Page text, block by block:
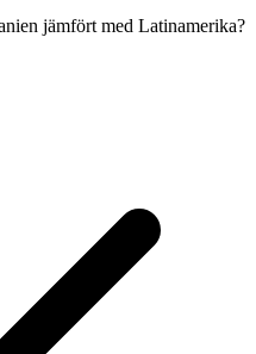
jämfört med Latinamerika?